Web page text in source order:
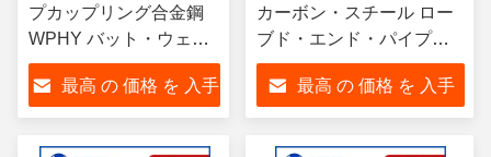
プカップリング合金鋼
WPHY バット・ウェル
ドパイプキャップ NPS
15 - NPS 60 漬け
最高 の 価格 を 入手
カーボン・スチール ロー
ブド・エンド・パイプ・
フィッティング 1/2'から
48'のボットウェルド・エ
ンド・キャップ
最高 の 価格 を 入手